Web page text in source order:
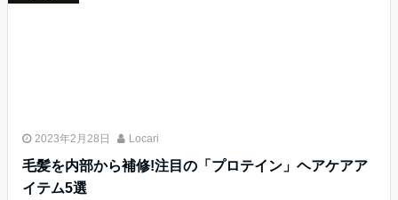
2023年2月28日 Locari
毛髪を内部から補修!注目の「プロテイン」ヘアケアア
イテム5選